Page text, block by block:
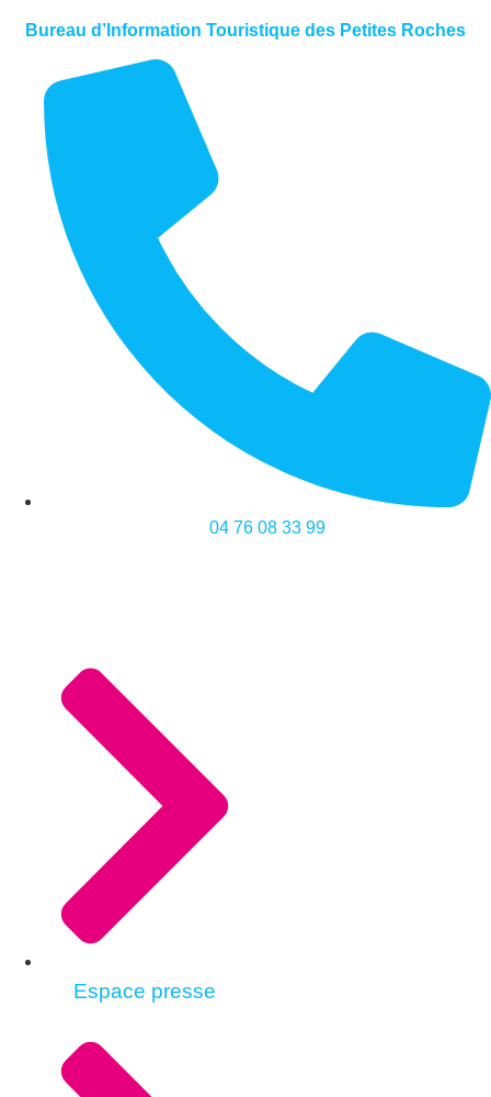
Bureau d’Information Touristique des Petites Roches
04 76 08 33 99
Espace presse